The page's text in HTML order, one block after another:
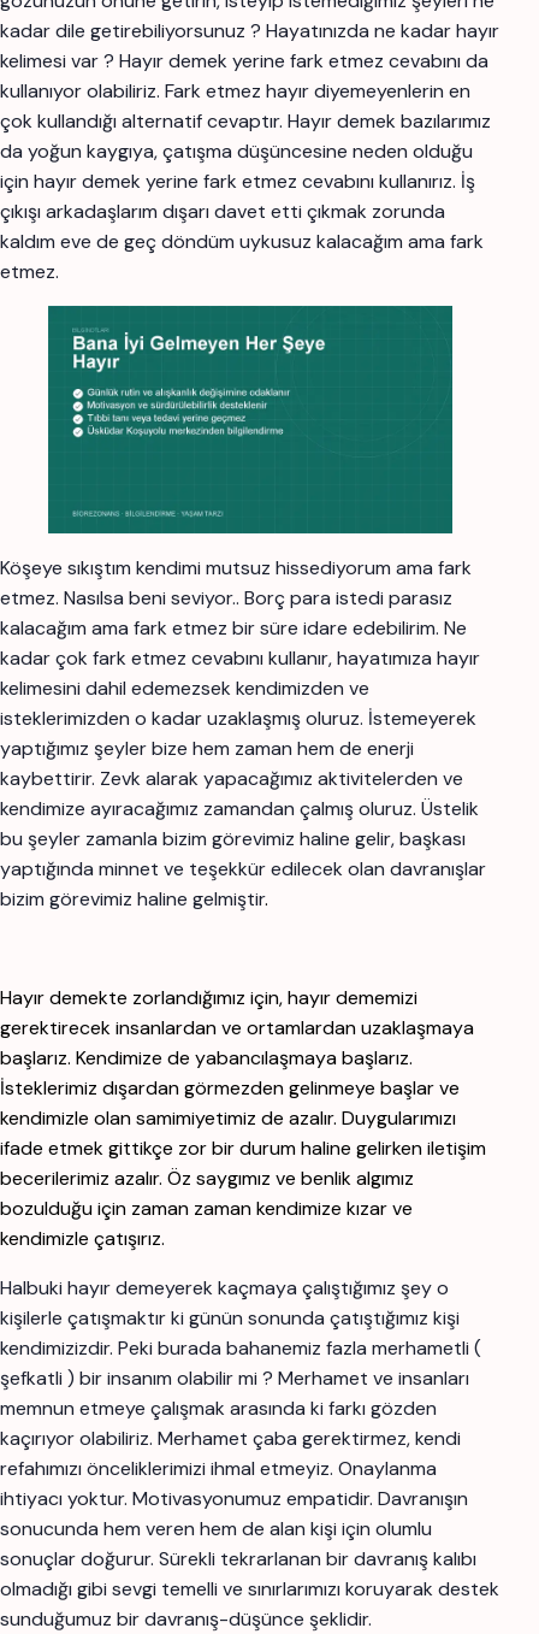
kadar dile getirebiliyorsunuz ? Hayatınızda ne kadar hayır
kelimesi var ? Hayır demek yerine fark etmez cevabını da
kullanıyor olabiliriz. Fark etmez hayır diyemeyenlerin en
çok kullandığı alternatif cevaptır. Hayır demek bazılarımız
da yoğun kaygıya, çatışma düşüncesine neden olduğu
için hayır demek yerine fark etmez cevabını kullanırız. İş
çıkışı arkadaşlarım dışarı davet etti çıkmak zorunda
kaldım eve de geç döndüm uykusuz kalacağım ama fark
etmez.
Köşeye sıkıştım kendimi mutsuz hissediyorum ama fark
etmez. Nasılsa beni seviyor.. Borç para istedi parasız
kalacağım ama fark etmez bir süre idare edebilirim. Ne
kadar çok fark etmez cevabını kullanır, hayatımıza hayır
kelimesini dahil edemezsek kendimizden ve
isteklerimizden o kadar uzaklaşmış oluruz. İstemeyerek
yaptığımız şeyler bize hem zaman hem de enerji
kaybettirir. Zevk alarak yapacağımız aktivitelerden ve
kendimize ayıracağımız zamandan çalmış oluruz. Üstelik
bu şeyler zamanla bizim görevimiz haline gelir, başkası
yaptığında minnet ve teşekkür edilecek olan davranışlar
bizim görevimiz haline gelmiştir.
Hayır demekte zorlandığımız için, hayır dememizi
gerektirecek insanlardan ve ortamlardan uzaklaşmaya
başlarız. Kendimize de yabancılaşmaya başlarız.
İsteklerimiz dışardan görmezden gelinmeye başlar ve
kendimizle olan samimiyetimiz de azalır. Duygularımızı
ifade etmek gittikçe zor bir durum haline gelirken iletişim
becerilerimiz azalır. Öz saygımız ve benlik algımız
bozulduğu için zaman zaman kendimize kızar ve
kendimizle çatışırız.
Halbuki hayır demeyerek kaçmaya çalıştığımız şey o
kişilerle çatışmaktır ki günün sonunda çatıştığımız kişi
kendimizizdir. Peki burada bahanemiz fazla merhametli (
şefkatli ) bir insanım olabilir mi ? Merhamet ve insanları
memnun etmeye çalışmak arasında ki farkı gözden
kaçırıyor olabiliriz. Merhamet çaba gerektirmez, kendi
refahımızı önceliklerimizi ihmal etmeyiz. Onaylanma
ihtiyacı yoktur. Motivasyonumuz empatidir. Davranışın
sonucunda hem veren hem de alan kişi için olumlu
sonuçlar doğurur. Sürekli tekrarlanan bir davranış kalıbı
olmadığı gibi sevgi temelli ve sınırlarımızı koruyarak destek
sunduğumuz bir davranış-düşünce şeklidir.